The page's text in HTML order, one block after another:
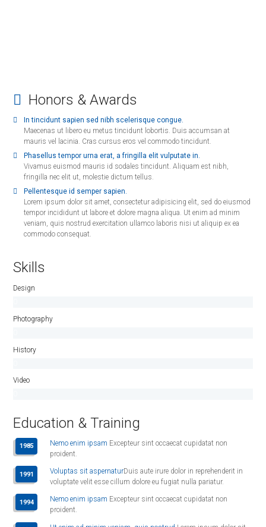
Honors & Awards
In tincidunt sapien sed nibh scelerisque congue.
Maecenas ut libero eu metus tincidunt lobortis. Duis accumsan at
mauris vel lacinia. Cras cursus eros vel commodo tincidunt.
Phasellus tempor urna erat, a fringilla elit vulputate in.
Vivamus euismod mauris id sodales tincidunt. Aliquam est nibh,
fringilla nec elit ut, molestie dictum tellus.
Pellentesque id semper sapien.
Lorem ipsum dolor sit amet, consectetur adipisicing elit, sed do eiusmod
tempor incididunt ut labore et dolore magna aliqua. Ut enim ad minim
veniam, quis nostrud exercitation ullamco laboris nisi ut aliquip ex ea
commodo consequat.
Skills
Design
Photography
History
Video
Education & Training
1985 Nemo enim ipsam Excepteur sint occaecat cupidatat non
proident.
1991 Voluptas sit aspernaturDuis aute irure dolor in reprehenderit in
voluptate velit esse cillum dolore eu fugiat nulla pariatur.
1994 Nemo enim ipsam Excepteur sint occaecat cupidatat non
proident.